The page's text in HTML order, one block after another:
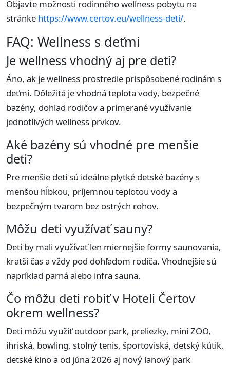
Objavte možnosti rodinného wellness pobytu na
stránke https://www.certov.eu/wellness-deti/.
FAQ: Wellness s deťmi
Je wellness vhodný aj pre deti?
Áno, ak je wellness prostredie prispôsobené rodinám s
deťmi. Dôležitá je vhodná teplota vody, bezpečné
bazény, dohľad rodičov a primerané využívanie
jednotlivých wellness prvkov.
Aké bazény sú vhodné pre menšie
deti?
Pre menšie deti sú ideálne plytké detské bazény s
menšou hĺbkou, príjemnou teplotou vody a
bezpečným tvarom bez ostrých rohov.
Môžu deti využívať sauny?
Deti by mali využívať len miernejšie formy saunovania,
kratší čas a vždy pod dohľadom rodiča. Vhodnejšie sú
napríklad parná alebo infra sauna.
Čo môžu deti robiť v Hoteli Čertov
okrem wellness?
Deti môžu využiť outdoor park, preliezky, mini ZOO,
ihriská, bowling, stolný tenis, športoviská, detský kútik,
detské kino a od júna 2026 aj nový lanový park